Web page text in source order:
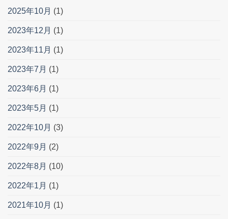
2025年10月 (1)
2023年12月 (1)
2023年11月 (1)
2023年7月 (1)
2023年6月 (1)
2023年5月 (1)
2022年10月 (3)
2022年9月 (2)
2022年8月 (10)
2022年1月 (1)
2021年10月 (1)